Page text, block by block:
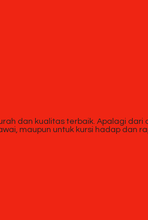
dan kualitas terbaik. Apalagi dari
maupun untuk kursi hadap dan